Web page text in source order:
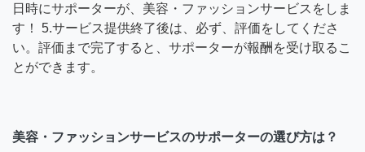
日時にサポーターが、美容・ファッションサービスをしま
す！ 5.サービス提供終了後は、必ず、評価をしてくださ
い。評価まで完了すると、サポーターが報酬を受け取るこ
とができます。
美容・ファッションサービスのサポーターの選び方は？